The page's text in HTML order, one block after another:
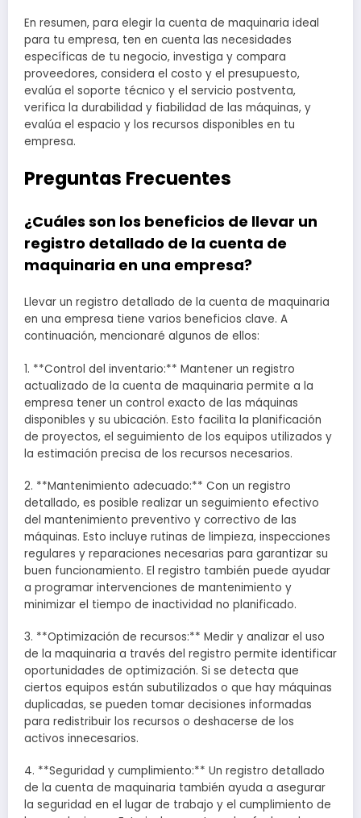
En resumen, para elegir la cuenta de maquinaria ideal
para tu empresa, ten en cuenta las necesidades
específicas de tu negocio, investiga y compara
proveedores, considera el costo y el presupuesto,
evalúa el soporte técnico y el servicio postventa,
verifica la durabilidad y fiabilidad de las máquinas, y
evalúa el espacio y los recursos disponibles en tu
empresa.
Preguntas Frecuentes
¿Cuáles son los beneficios de llevar un
registro detallado de la cuenta de
maquinaria en una empresa?
Llevar un registro detallado de la cuenta de maquinaria
en una empresa tiene varios beneficios clave. A
continuación, mencionaré algunos de ellos:
1. **Control del inventario:** Mantener un registro
actualizado de la cuenta de maquinaria permite a la
empresa tener un control exacto de las máquinas
disponibles y su ubicación. Esto facilita la planificación
de proyectos, el seguimiento de los equipos utilizados y
la estimación precisa de los recursos necesarios.
2. **Mantenimiento adecuado:** Con un registro
detallado, es posible realizar un seguimiento efectivo
del mantenimiento preventivo y correctivo de las
máquinas. Esto incluye rutinas de limpieza, inspecciones
regulares y reparaciones necesarias para garantizar su
buen funcionamiento. El registro también puede ayudar
a programar intervenciones de mantenimiento y
minimizar el tiempo de inactividad no planificado.
3. **Optimización de recursos:** Medir y analizar el uso
de la maquinaria a través del registro permite identificar
oportunidades de optimización. Si se detecta que
ciertos equipos están subutilizados o que hay máquinas
duplicadas, se pueden tomar decisiones informadas
para redistribuir los recursos o deshacerse de los
activos innecesarios.
4. **Seguridad y cumplimiento:** Un registro detallado
de la cuenta de maquinaria también ayuda a asegurar
la seguridad en el lugar de trabajo y el cumplimiento de